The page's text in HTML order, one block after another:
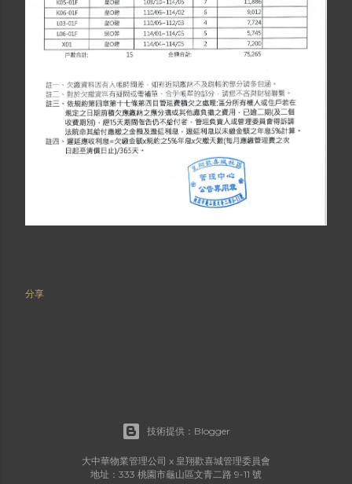
分享
技術提供：Blogger
大中華物業管理公司 x 皇翔歡喜城管理委員會
地址：333 桃園市龜山區文青二路 9-11 號